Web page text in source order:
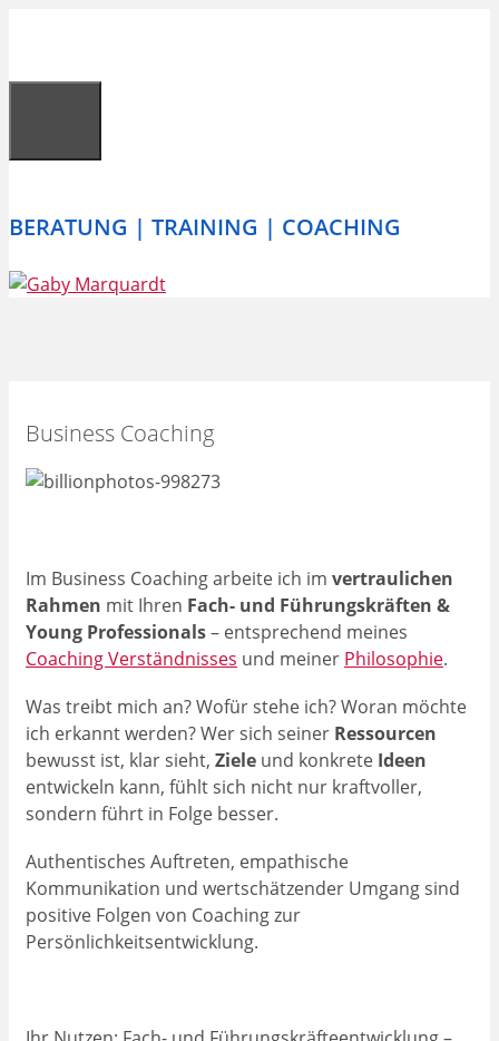
BERATUNG | TRAINING | COACHING
Business Coaching
Im Business Coaching arbeite ich im vertraulichen
Rahmen mit Ihren Fach- und Führungskräften &
Young Professionals– entsprechend meines
Coaching Verständnisses und meiner Philosophie.
Was treibt mich an? Wofür stehe ich? Woran möchte
ich erkannt werden? Wer sich seiner Ressourcen
bewusst ist, klar sieht, Ziele und konkrete Ideen
entwickeln kann, fühlt sich nicht nur kraftvoller,
sondern führt in Folge besser.
Authentisches Auftreten, empathische
Kommunikation und wertschätzender Umgang sind
positive Folgen von Coaching zur
Persönlichkeitsentwicklung.